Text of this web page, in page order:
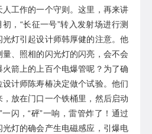
工作的一个守则。这里，再来讲
，“长征一号”转入发射场进行测
灯引起设计师韩厚健的注意。他
、照相的闪光灯的闪亮，会不会
箭上的上百个电爆管呢？为了确
计师陈寿椿决定做个试验。他们
放在门口一个铁桶里，然后启动
闪，“砰”一响，雷管炸了！通过
灯的确会产生电磁感应，引爆电